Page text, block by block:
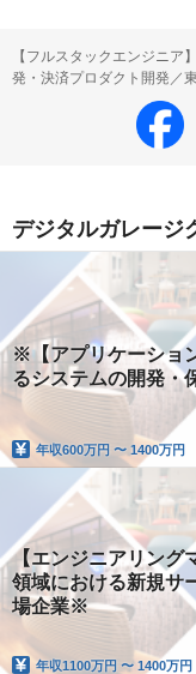
【フルスタックエンジニア
発・決済プロダクト開発／
デジタルガレージ
※【アプリケーショ
るシステムの開発・
年収600万円 〜 1400万円
【エンジニアリング
領域における新規サ
場企業※
年収1100万円 〜 1400万円